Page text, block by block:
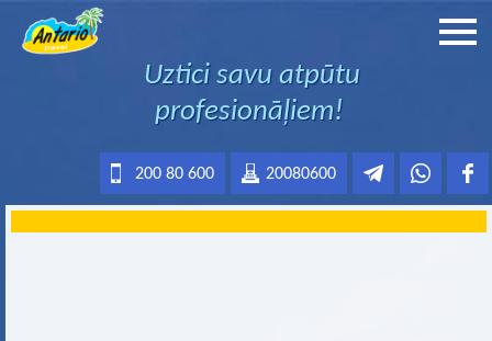
Uztici savu atpūtu
profesionāļiem!
20080600
200 80 600